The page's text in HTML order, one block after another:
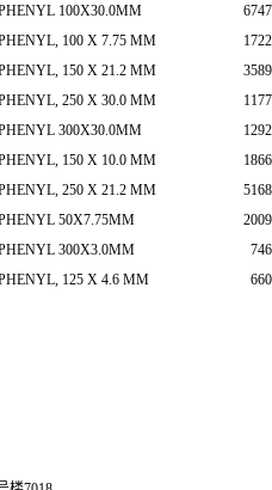
100X30.0MM
100 X 7.75 MM
150 X 21.2 MM
250 X 30.0 MM
300X30.0MM
150 X 10.0 MM
250 X 21.2 MM
50X7.75MM
300X3.0MM
125 X 4.6 MM